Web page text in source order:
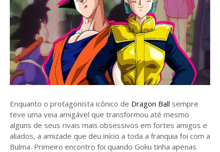
Enquanto o protagonista icônico de Dragon Ball sempre
teve uma veia amigável que transformou até mesmo
alguns de seus rivais mais obsessivos em fortes amigos e
aliados, a amizade que deu início a toda a franquia foi com a
Bulma. Primeiro encontro foi quando Goku tinha apenas